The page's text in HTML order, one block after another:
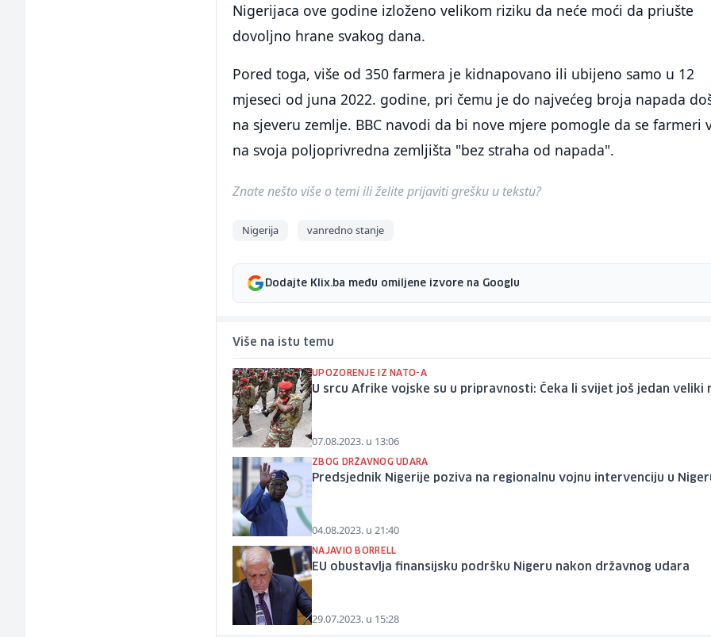
Nigerijaca ove godine izloženo velikom riziku da neće moći da priušte
dovoljno hrane svakog dana.
Pored toga, više od 350 farmera je kidnapovano ili ubijeno samo u 12
mjeseci od juna 2022. godine, pri čemu je do najvećeg broja napada
na sjeveru zemlje. BBC navodi da bi nove mjere pomogle da se farmeri
na svoja poljoprivredna zemljišta "bez straha od napada".
Znate nešto više o temi ili želite prijaviti grešku u tekstu?
Nigerija vanredno stanje
Dodajte Klix.ba među omiljene izvore na Googlu
Više na istu temu
UPOZORENJE IZ NATO-A
U srcu Afrike vojske su u pripravnosti: Čeka li svijet još jedan veliki
07.08.2023. u 13:06
ZBOG DRŽAVNOG UDARA
Predsjednik Nigerije poziva na regionalnu vojnu intervenciju u
04.08.2023. u 21:40
NAJAVIO BORRELL
EU obustavlja finansijsku podršku Nigeru nakon državnog udara
29.07.2023. u 15:28